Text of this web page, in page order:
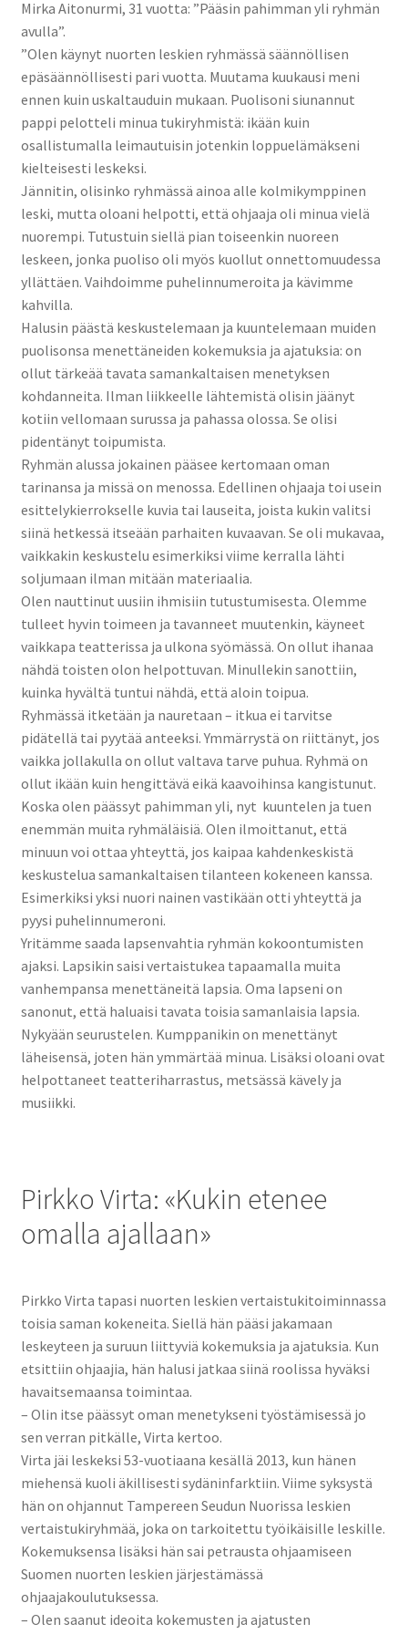
Mirka Aitonurmi, 31 vuotta: ”Pääsin pahimman yli ryhmän
avulla”.
”Olen käynyt nuorten leskien ryhmässä säännöllisen
epäsäännöllisesti pari vuotta. Muutama kuukausi meni
ennen kuin uskaltauduin mukaan. Puolisoni siunannut
pappi pelotteli minua tukiryhmistä: ikään kuin
osallistumalla leimautuisin jotenkin loppuelämäkseni
kielteisesti leskeksi.
Jännitin, olisinko ryhmässä ainoa alle kolmikymppinen
leski, mutta oloani helpotti, että ohjaaja oli minua vielä
nuorempi. Tutustuin siellä pian toiseenkin nuoreen
leskeen, jonka puoliso oli myös kuollut onnettomuudessa
yllättäen. Vaihdoimme puhelinnumeroita ja kävimme
kahvilla.
Halusin päästä keskustelemaan ja kuuntelemaan muiden
puolisonsa menettäneiden kokemuksia ja ajatuksia: on
ollut tärkeää tavata samankaltaisen menetyksen
kohdanneita. Ilman liikkeelle lähtemistä olisin jäänyt
kotiin vellomaan surussa ja pahassa olossa. Se olisi
pidentänyt toipumista.
Ryhmän alussa jokainen pääsee kertomaan oman
tarinansa ja missä on menossa. Edellinen ohjaaja toi usein
esittelykierrokselle kuvia tai lauseita, joista kukin valitsi
siinä hetkessä itseään parhaiten kuvaavan. Se oli mukavaa,
vaikkakin keskustelu esimerkiksi viime kerralla lähti
soljumaan ilman mitään materiaalia.
Olen nauttinut uusiin ihmisiin tutustumisesta. Olemme
tulleet hyvin toimeen ja tavanneet muutenkin, käyneet
vaikkapa teatterissa ja ulkona syömässä. On ollut ihanaa
nähdä toisten olon helpottuvan. Minullekin sanottiin,
kuinka hyvältä tuntui nähdä, että aloin toipua.
Ryhmässä itketään ja nauretaan – itkua ei tarvitse
pidätellä tai pyytää anteeksi. Ymmärrystä on riittänyt, jos
vaikka jollakulla on ollut valtava tarve puhua. Ryhmä on
ollut ikään kuin hengittävä eikä kaavoihinsa kangistunut.
Koska olen päässyt pahimman yli, nyt kuuntelen ja tuen
enemmän muita ryhmäläisiä. Olen ilmoittanut, että
minuun voi ottaa yhteyttä, jos kaipaa kahdenkeskistä
keskustelua samankaltaisen tilanteen kokeneen kanssa.
Esimerkiksi yksi nuori nainen vastikään otti yhteyttä ja
pyysi puhelinnumeroni.
Yritämme saada lapsenvahtia ryhmän kokoontumisten
ajaksi. Lapsikin saisi vertaistukea tapaamalla muita
vanhempansa menettäneitä lapsia. Oma lapseni on
sanonut, että haluaisi tavata toisia samanlaisia lapsia.
Nykyään seurustelen. Kumppanikin on menettänyt
läheisensä, joten hän ymmärtää minua. Lisäksi oloani ovat
helpottaneet teatteriharrastus, metsässä kävely ja
musiikki.
Pirkko Virta: «Kukin etenee
omalla ajallaan»
Pirkko Virta tapasi nuorten leskien vertaistukitoiminnassa
toisia saman kokeneita. Siellä hän pääsi jakamaan
leskeyteen ja suruun liittyviä kokemuksia ja ajatuksia. Kun
etsittiin ohjaajia, hän halusi jatkaa siinä roolissa hyväksi
havaitsemaansa toimintaa.
– Olin itse päässyt oman menetykseni työstämisessä jo
sen verran pitkälle, Virta kertoo.
Virta jäi leskeksi 53-vuotiaana kesällä 2013, kun hänen
miehensä kuoli äkillisesti sydäninfarktiin. Viime syksystä
hän on ohjannut Tampereen Seudun Nuorissa leskien
vertaistukiryhmää, joka on tarkoitettu työikäisille leskille.
Kokemuksensa lisäksi hän sai petrausta ohjaamiseen
Suomen nuorten leskien järjestämässä
ohjaajakoulutuksessa.
– Olen saanut ideoita kokemusten ja ajatusten